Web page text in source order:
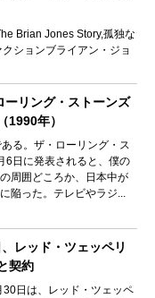
Brian Jones Story,孤独な
ションブライアン・ジョ
リング・ストーンズ
1990年）
る。ザ・ローリング・ス
6日に発表されると、僕の
周囲どころか、日本中が
陥った。テレビやラジ...
レッド・ツェッペリ
契約
日は、レッド・ツェッペ